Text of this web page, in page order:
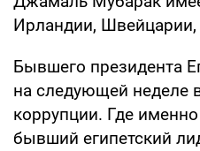
Ирландии,
Бывшего президента
на следующей неделе
коррупции. Где именно
бывший египетский